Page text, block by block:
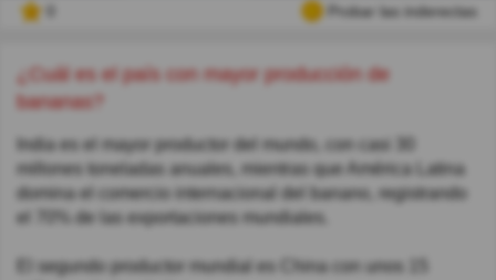
Probar las inderectas
¿Cuál es el país con mayor producción de
bananas?
India es el mayor productor del mundo, con casi 30
millones toneladas anuales, mientras que América Latina
domina el comercio internacional del banano, registrando
el 70% de las exportaciones mundiales.
El segundo productor mundial es China con unos 15